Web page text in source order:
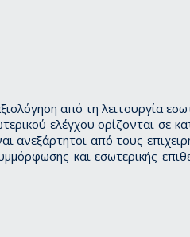
από τη λειτουργία
ελέγχου ορίζονται σε
από τους
και εσωτερικής